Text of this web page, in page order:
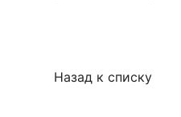
Назад к списку